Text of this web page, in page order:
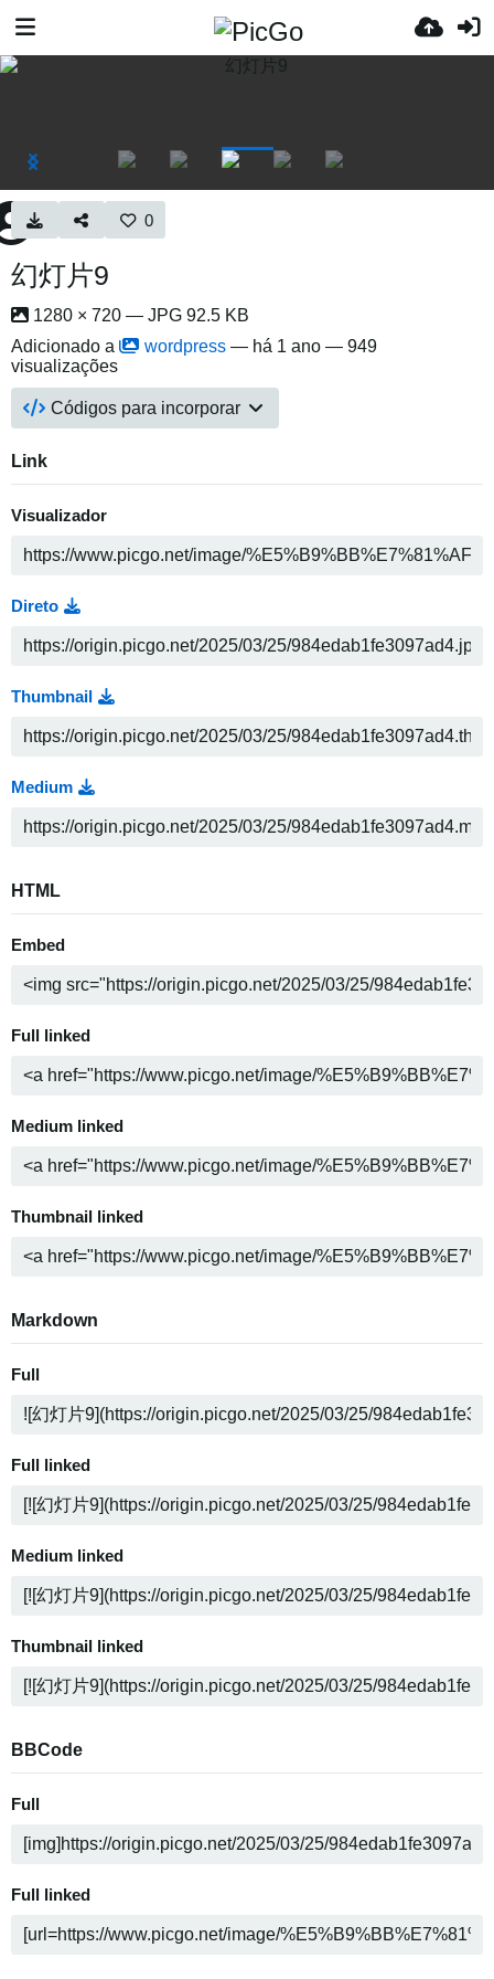
0
幻灯片9
1280 × 720 — JPG 92.5 KB
Adicionado a
wordpress — há 1 ano — 949
visualizações
Códigos para incorporar
Link
Visualizador
Direto
Thumbnail
Medium
HTML
Embed
Full linked
Medium linked
Thumbnail linked
Markdown
Full
Full linked
Medium linked
Thumbnail linked
BBCode
Full
Full linked